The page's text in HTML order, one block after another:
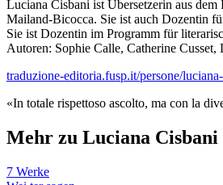
Luciana Cisbani ist Übersetzerin aus
Mailand-Bicocca. Sie ist auch Dozentin
Sie ist Dozentin im Programm für
Autoren: Sophie Calle, Catherine
traduzione-editoria.fusp.it/persone/
«In totale rispettoso ascolto, ma con la
Mehr zu Luciana Cisbani
7 Werke